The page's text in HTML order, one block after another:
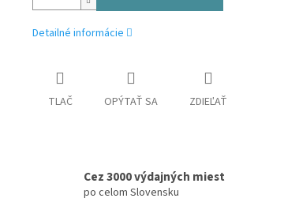
Detailné informácie
TLAČ OPÝTAŤ SA ZDIEĽAŤ
Cez 3000 výdajných miest
po celom Slovensku